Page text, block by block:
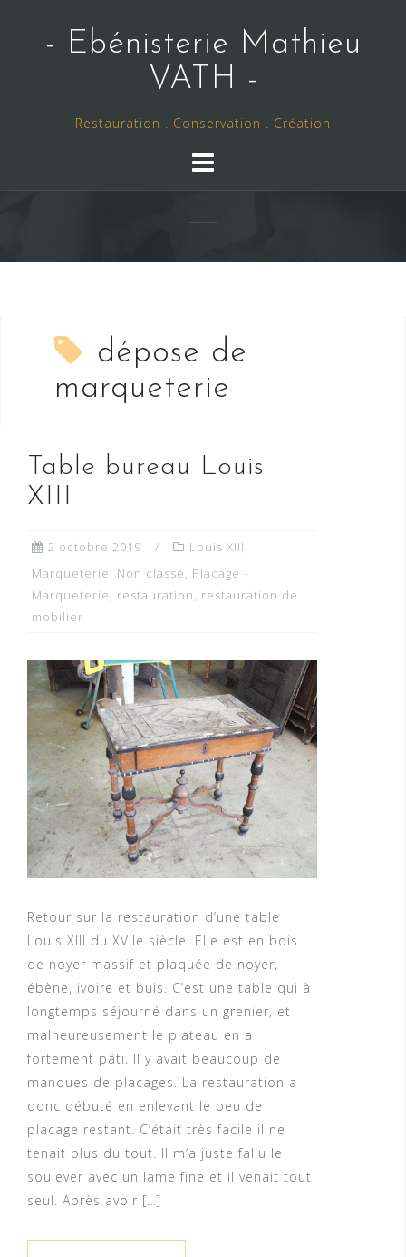
- Ebénisterie Mathieu
VATH -
Restauration . Conservation . Création
dépose de
marqueterie
Table bureau Louis
XIII
2 octobre 2019 Louis XIII,
Marqueterie, Non classé, Placage -
Marqueterie, restauration, restauration de
mobilier
Retour sur la restauration d’une table
Louis XIII du XVIIe siècle. Elle est en bois
de noyer massif et plaquée de noyer,
ébène, ivoire et buis. C’est une table qui à
longtemps séjourné dans un grenier, et
malheureusement le plateau en a
fortement pâti. Il y avait beaucoup de
manques de placages. La restauration a
donc débuté en enlevant le peu de
placage restant. C’était très facile il ne
tenait plus du tout. Il m’a juste fallu le
soulever avec un lame fine et il venait tout
seul. Après avoir […]